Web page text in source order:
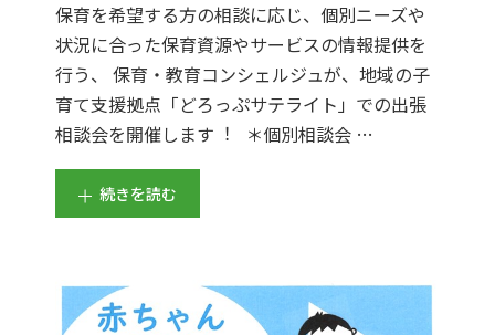
保育を希望する方の相談に応じ、個別ニーズや
状況に合った保育資源やサービスの情報提供を
行う、 保育・教育コンシェルジュが、地域の子
育て支援拠点「どろっぷサテライト」での出張
相談会を開催します︕ ＊個別相談会 …
続きを読む